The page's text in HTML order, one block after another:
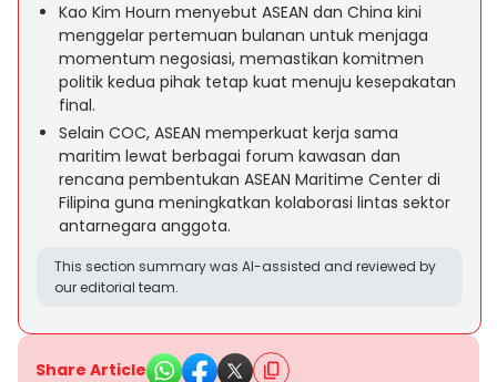
Kao Kim Hourn menyebut ASEAN dan China kini
menggelar pertemuan bulanan untuk menjaga
momentum negosiasi, memastikan komitmen
politik kedua pihak tetap kuat menuju kesepakatan
final.
Selain COC, ASEAN memperkuat kerja sama
maritim lewat berbagai forum kawasan dan
rencana pembentukan ASEAN Maritime Center di
Filipina guna meningkatkan kolaborasi lintas sektor
antarnegara anggota.
This section summary was AI-assisted and reviewed by
our editorial team.
Share Article